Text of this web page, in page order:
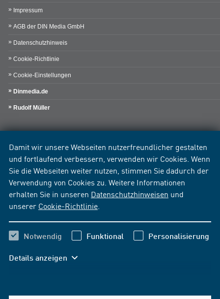
Damit wir unsere Webseiten nutzerfreundlicher gestalten
und fortlaufend verbessern, verwenden wir Cookies. Wenn
Sie die Webseiten weiter nutzen, stimmen Sie dadurch der
Verwendung von Cookies zu. Weitere Informationen
erhalten Sie in unseren Datenschutzhinweisen und
unserer Cookie-Richtlinie
Notwendig Funktional Personalisierung
Details anzeigen
Impressum
AGB der DIN Media GmbH
Datenschutzhinweis
Cookie-Richtlinie
Cookie-Einstellungen
Dinmedia.de
Rudolf Müller